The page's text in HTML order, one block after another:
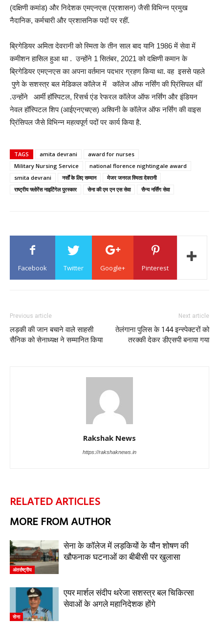
(दक्षिणी कमांड) और निदेशक एमएनएस (प्रशासन) जैसी विभिन्न प्रमुख
नैदानिक, कर्मचारी और प्रशासनिक पदों पर रहीं.
ब्रिगेडियर अमिता देवरानी को स्मिता के तीन साल बाद यानि 1986 में सेवा में
कमीशन हासिल हुआ था . उन्होंने 1 सितंबर, 2021 को दक्षिणी कमान के
ब्रिगेडियर एमएनएस का अपना वर्तमान पदभार ग्रहण किया था. वह इससे पहले
पुणे के सशस्त्र बल मेडिकल कॉलेज में कॉलेज ऑफ नर्सिंग की प्रिंसिपल थीं
.उन्होंने आर्मी हॉस्पिटल, रिसर्च एंड रेफरल कॉलेज ऑफ नर्सिंग और इंडियन
नेवल हॉस्पिटल शिप (आईएनएचएस) अश्विनी के कॉलेज ऑफ नर्सिंग की वाइस
प्रिंसिपल जैसे विभिन्न महत्वपूर्ण पदों पर कार्य किया है.
TAGS amita devrani
award for nurses
Military Nursing Service
national florence nightingale award
smita devrani
नर्सों के लिए सम्मान
मेजर जनरल स्मिता देवरानी
राष्ट्रीय फ्लोरेंस नाइटिंगेल पुरस्कार
सेना की एम एन एस सेवा सैन्य नर्सिंग सेवा
Facebook Twitter Google+ Pinterest
Previous article
लड़की की जान बचाने वाले साहसी
सैनिक को सेनाध्यक्ष ने सम्मानित किया
Next article
तेलंगाना पुलिस के 144 इन्स्पेक्टरों को
तरक्की देकर डीएसपी बनाया गया
Rakshak News
https://rakshaknews.in
RELATED ARTICLES
MORE FROM AUTHOR
अंतर्राष्ट्रीय
सेना के कॉलेज में लड़कियों के यौन शोषण की
खौफनाक घटनाओं का बीबीसी पर खुलासा
सेना
एयर मार्शल संदीप थरेजा सशस्त्र बल चिकित्सा
सेवाओं के अगले महानिदेशक होंगे